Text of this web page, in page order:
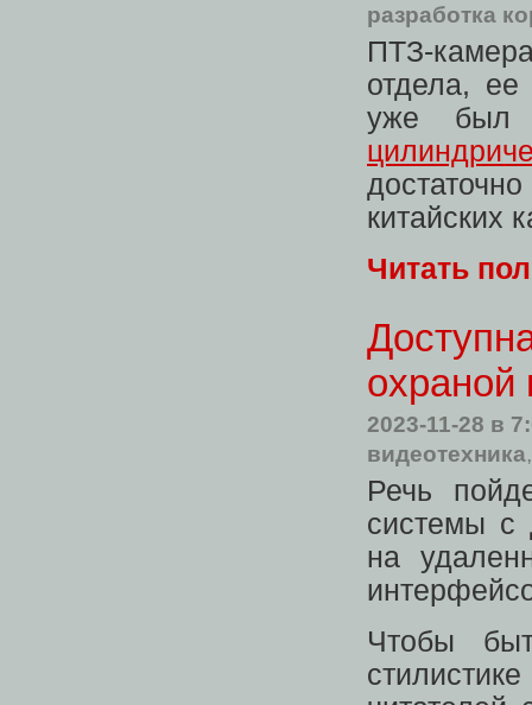
разработка
ПТЗ-
отдела,
уже был
китайских
Читать
охраной
2023-11-28 в
видеотехника
Речь
системы с
на
Чтобы